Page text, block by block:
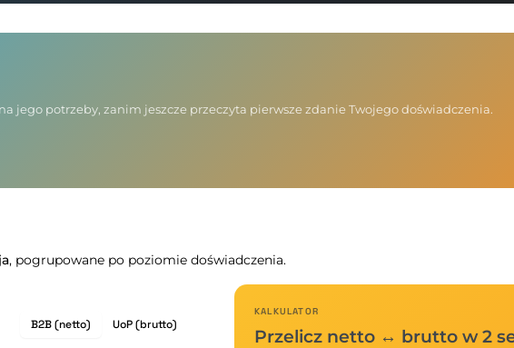
jego potrzeby, zanim jeszcze przeczyta pierwsze zdanie Twojego doświadczenia.
, pogrupowane po poziomie doświadczenia.
B2B (netto) UoP (brutto)
KALKULATOR
Przelicz netto ↔ brutto w 2